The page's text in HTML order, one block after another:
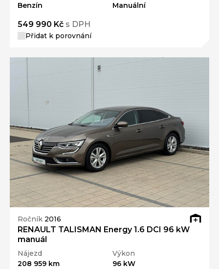
Benzín
Manuální
549 990 Kč s DPH
Přidat k porovnání
Ročník 2016
RENAULT TALISMAN Energy 1.6 DCI 96 kW
manuál
Nájezd
208 959 km
Výkon
96 kW